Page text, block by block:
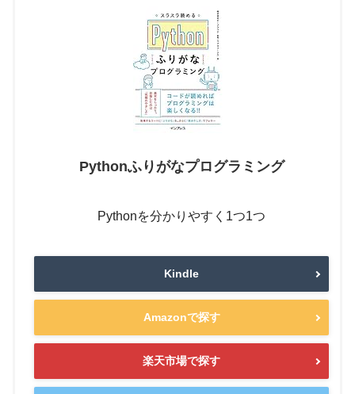
Pythonふりがなプログラミング
Pythonを分かりやすく1つ1つ
Kindle
Amazonで探す
楽天市場で探す